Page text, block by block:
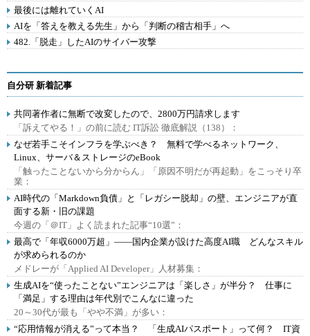
最後には離れていくAI
AIを「答えを教える先生」から「判断の稽古相手」へ
482.「脱走」したAIのサイバー攻撃
自分研 新着記事
共同著作者に無断で改変したので、2800万円請求します
「訴えてやる！」の前に読む IT訴訟 徹底解説（138）：
なぜ若手こそインフラを学ぶべき？ 無料で学べるネットワーク、
Linux、サーバ＆ストレージのeBook
「触ったことないから分からん」「原因不明だが再起動」をこっそり卒
業：
AI時代の「Markdown負債」と「レガシー脱却」の壁、エンジニアが直
面する新・旧の課題
今週の「＠IT」よく読まれた記事“10選”：
最高で「年収6000万超」――国内企業が設けた高度AI職 どんなスキル
が求められるのか
メドレーが「Applied AI Developer」人材募集：
生成AIを“使ったことない”エンジニアは「楽しさ」が半分？ 仕事に
「満足」する理由は年代別でこんなに違った
20～30代が最も「やや不満」が多い：
“応用情報が消える”って本当？ 「生成AIパスポート」って何？ IT資